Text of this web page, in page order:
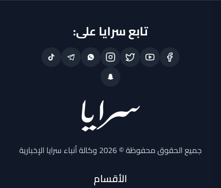
تابع سرايا على:
جميع الحقوق محفوظة © 2026 وكالة أنباء سرايا الإخبارية
الأقسام